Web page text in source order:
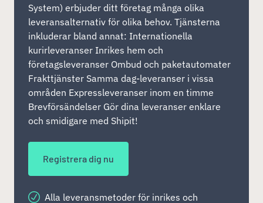
System) erbjuder ditt företag många olika
leveransalternativ för olika behov. Tjänsterna
inkluderar bland annat: Internationella
kurirleveranser Inrikes hem och
företagsleveranser Ombud och paketautomater
Frakttjänster Samma dag-leveranser i vissa
områden Expressleveranser inom en timme
Brevförsändelser Gör dina leveranser enklare
och smidigare med Shipit!
Registrera dig nu
Alla leveransmetoder för inrikes och